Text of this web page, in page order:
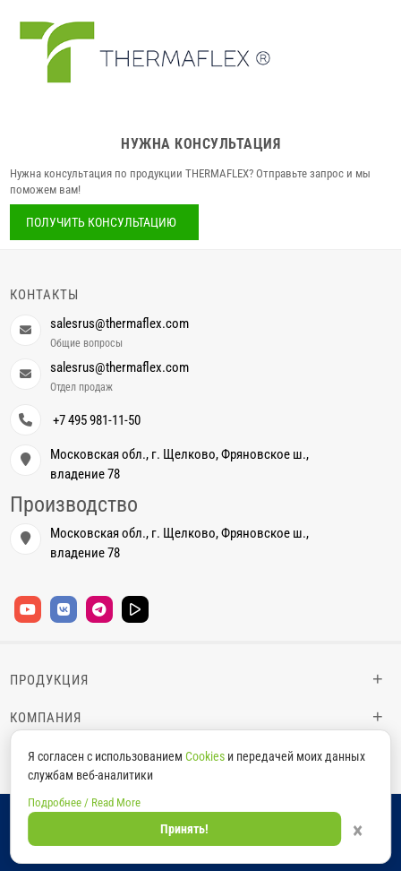
НУЖНА КОНСУЛЬТАЦИЯ
Нужна консультация по продукции THERMAFLEX? Отправьте запрос и мы
поможем вам!
ПОЛУЧИТЬ КОНСУЛЬТАЦИЮ
КОНТАКТЫ
salesrus@thermaflex.com
Общие вопросы
salesrus@thermaflex.com
Отдел продаж
+7 495 981-11-50
Московская обл., г. Щелково, Фряновское ш.,
владение 78
Производство
Московская обл., г. Щелково, Фряновское ш.,
владение 78
ПРОДУКЦИЯ +
КОМПАНИЯ +
ИНФОРМАЦИЯ
Copyright © 2026
Политика защиты и обработки персональных данных
Я согласен с использованием Cookiesи передачей моих данных
службам веб-аналитики
Подробнее / Read More
Принять! ×